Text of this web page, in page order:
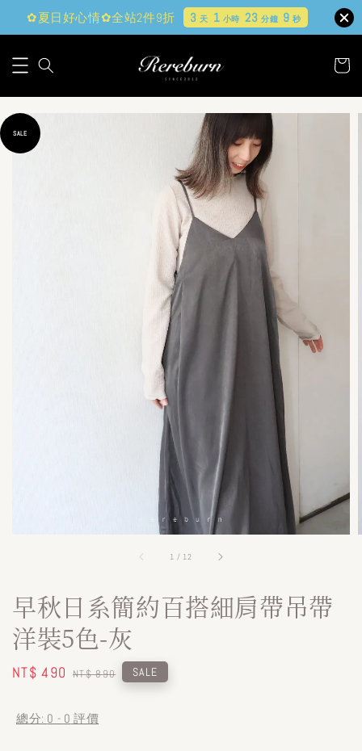
✿夏日好心情✿全站2件9折 3天 1 小時 23 分鐘 7秒
1 / 12
SALE
早秋日系簡約百搭細肩帶吊帶
洋裝5色-灰
Sale
NT$ 490 Regular
NT$ 890 SALE
總分: 0 - 0 評價